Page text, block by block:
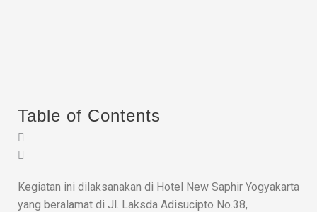
Table of Contents
Kegiatan ini dilaksanakan di Hotel New Saphir Yogyakarta
yang beralamat di Jl. Laksda Adisucipto No.38,